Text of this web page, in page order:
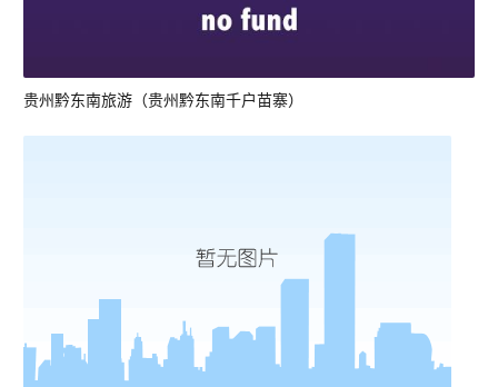
贵州黔东南旅游（贵州黔东南千户苗寨）